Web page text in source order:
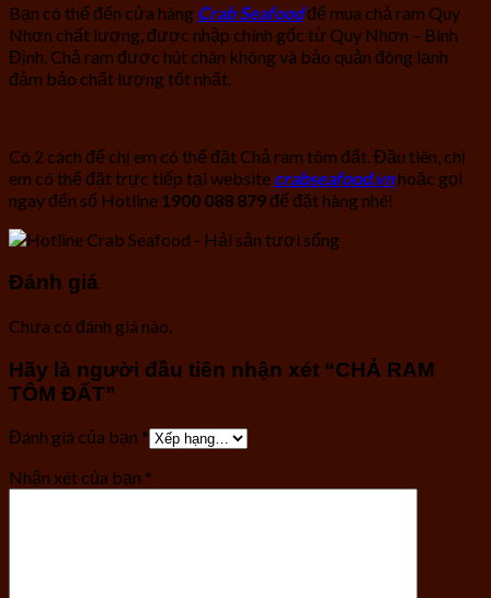
Bạn có thể đến cửa hàng Crab Seafoodđể mua chả ram Quy
Nhơn chất lượng, được nhập chính gốc từ Quy Nhơn – Bình
Định. Chả ram được hút chân không và bảo quản đông lạnh
đảm bảo chất lượng tốt nhất.
Có 2 cách để chị em có thể đặt Chả ram tôm đất. Đầu tiên, chị
em có thể đặt trực tiếp tại website crabseafood.vnhoặc gọi
ngay đến số Hotline 1900 088 879 để đặt hàng nhé!
Đánh giá
Chưa có đánh giá nào.
Hãy là người đầu tiên nhận xét “CHẢ RAM
TÔM ĐẤT”
Đánh giá của bạn *
Nhận xét của bạn *